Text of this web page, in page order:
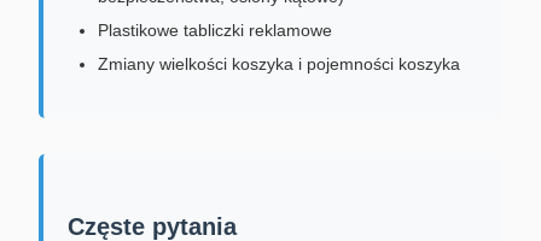
Plastikowe tabliczki reklamowe
Zmiany wielkości koszyka i pojemności koszyka
Częste pytania